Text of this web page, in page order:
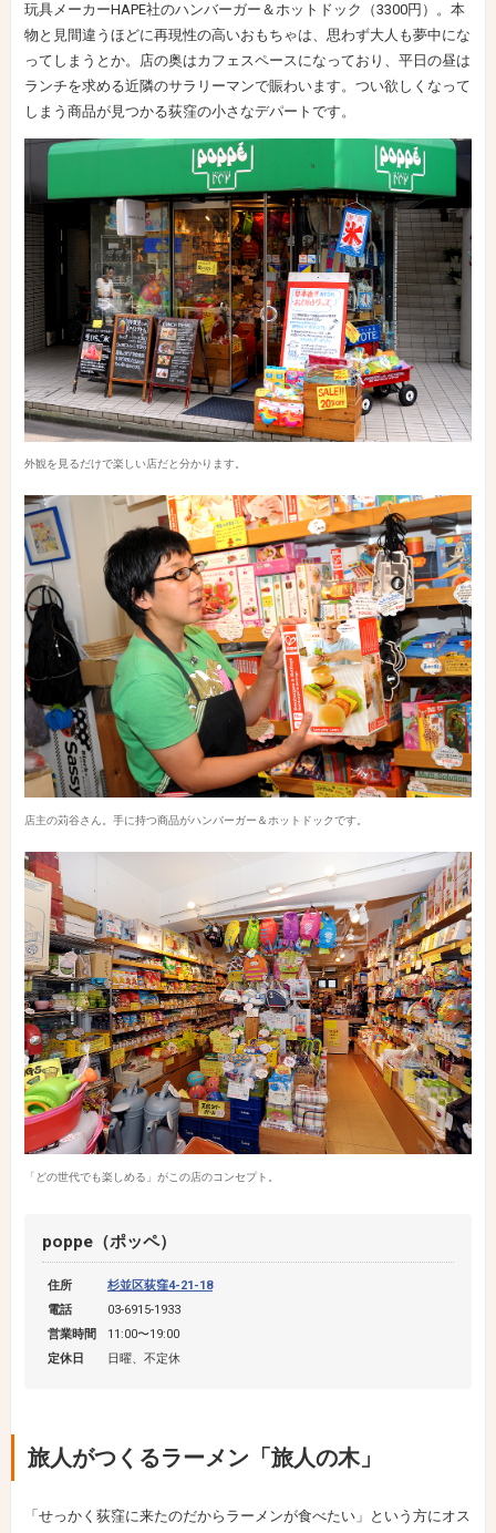
玩具メーカーHAPE社のハンバーガー＆ホットドック（3300円）。本
物と見間違うほどに再現性の高いおもちゃは、思わず大人も夢中にな
ってしまうとか。店の奥はカフェスペースになっており、平日の昼は
ランチを求める近隣のサラリーマンで賑わいます。つい欲しくなって
しまう商品が見つかる荻窪の小さなデパートです。
外観を見るだけで楽しい店だと分かります。
店主の苅谷さん。手に持つ商品がハンバーガー＆ホットドックです。
「どの世代でも楽しめる」がこの店のコンセプト。
poppe（ポッペ）
住所
杉並区荻窪4-21-18
電話
03-6915-1933
営業時間
11:00〜19:00
定休日
日曜、不定休
旅人がつくるラーメン「旅人の木」
「せっかく荻窪に来たのだからラーメンが食べたい」という方にオス